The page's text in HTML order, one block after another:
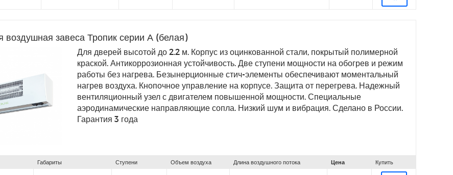
воздушная завеса Тропик серии А (белая)
Для дверей высотой до 2.2 м. Корпус из оцинкованной стали, покрытый полимерной
краской. Антикоррозионная устойчивость. Две ступени мощности на обогрев и режим
работы без нагрева. Безынерционные стич-элементы обеспечивают моментальный
нагрев воздуха. Кнопочное управление на корпусе. Защита от перегрева. Надежный
вентиляционный узел с двигателем повышенной мощности. Специальные
аэродинамические направляющие сопла. Низкий шум и вибрация. Сделано в России.
Гарантия 3 года
Габариты Ступени Объем воздуха Длина воздушного потока Цена Купить